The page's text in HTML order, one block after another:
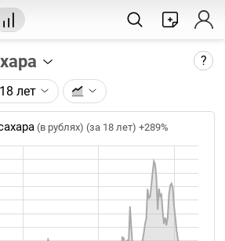
?
сахар, торгуемого на ICE.
- цена закрытия дня,
Оптимальный таймфрейм
подбирается автоматически
графика.
ежедневно.
лет
(в рублях) (за 18 лет) +289%